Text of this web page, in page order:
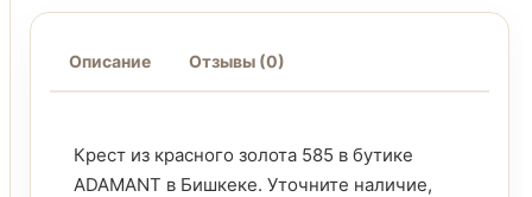
Описание Отзывы (0)
Крест из красного золота 585 в бутике
ADAMANT в Бишкеке. Уточните наличие,